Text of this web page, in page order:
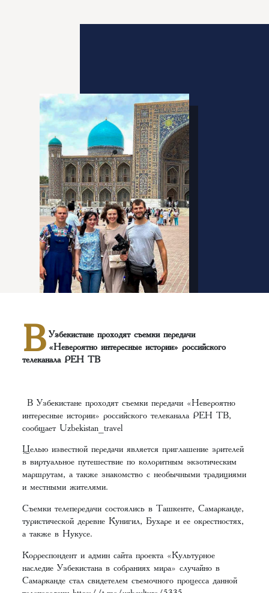
В Узбекистане проходят съемки передачи
«Невероятно интересные истории» российского
телеканала РЕН ТВ
В Узбекистане проходят съемки передачи «Невероятно
интересные истории» российского телеканала РЕН ТВ,
сообщает Uzbekistan_travel
Целью известной передачи является приглашение зрителей
в виртуальное путешествие по колоритным экзотическим
маршрутам, а также знакомство с необычными традициями
и местными жителями.
Съемки телепередачи состоялись в Ташкенте, Самарканде,
туристической деревне Кунигил, Бухаре и ее окрестностях,
а также в Нукусе.
Корреспондент и админ сайта проекта «Культурное
наследие Узбекистана в собраниях мира» случайно в
Самарканде стал свидетелем съемочного процесса данной